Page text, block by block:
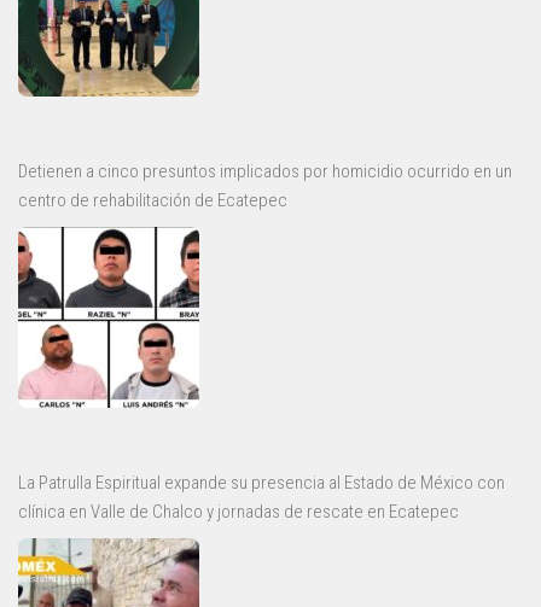
Detienen a cinco presuntos implicados por homicidio ocurrido en un
centro de rehabilitación de Ecatepec
La Patrulla Espiritual expande su presencia al Estado de México con
clínica en Valle de Chalco y jornadas de rescate en Ecatepec